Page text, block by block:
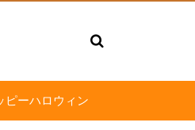
ピーハロウィン